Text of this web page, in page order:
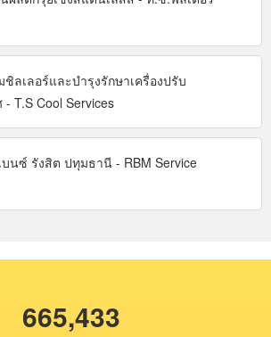
ลเลอร์และบำรุงรักษาเครื่องปรับ
- T.S Cool Services
บนซ์ รังสิต ปทุมธานี - RBM Service
665,433